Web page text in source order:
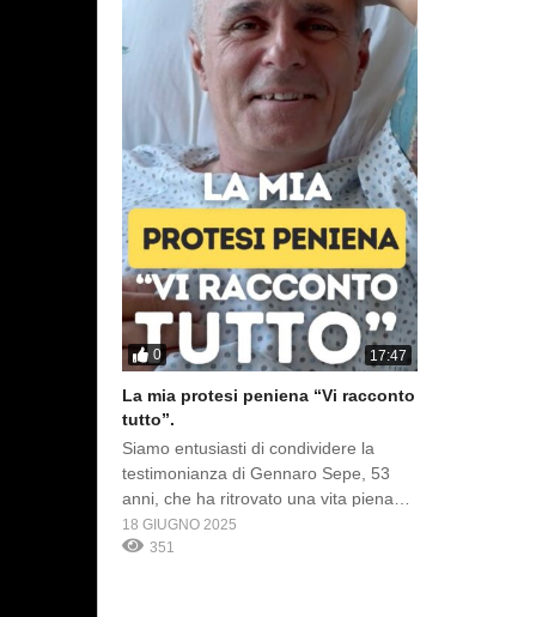
0 17:47
La mia protesi peniena “Vi racconto
tutto”.
Siamo entusiasti di condividere la
testimonianza di Gennaro Sepe, 53
anni, che ha ritrovato una vita piena
grazie al Prof. Gabriele Antonini! Dopo
anni di alti e bassi, innumerevoli
18 GIUGNO 2025
351